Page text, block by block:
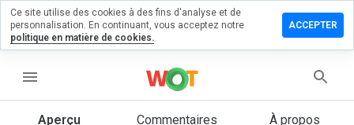
menu
Aperçu Commentaires À propos
un
Ce site utilise des cookies à des fins d'analyse et de
personnalisation. En continuant, vous acceptez notre
politique en matière de cookies.
ACCEPTER